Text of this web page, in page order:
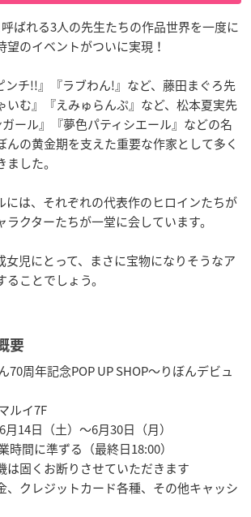
呼ばれる3人の先生たちの作品世界を一度に
のイベントがついに実現！
ンチ!!』『ラブわん!』など、藤田まぐろ先
いむ』『えみゅらんぷ』など、松本夏実先
ール』『夢色パティシエール』などの名
んの黄金期を支えた重要な作家として多く
した。
には、それぞれの代表作のヒロインたちが
クターたちが一堂に会しています。
女児にとって、まさに宝物になりそうなア
ことでしょう。
要
70周年記念POP UP SHOP～りぼんデビュ
ルイ7F
14日（土）～6月30日（月）
時間に準ずる（最終日18:00）
固くお断りさせていただきます
、クレジットカード各種、その他キャッシ